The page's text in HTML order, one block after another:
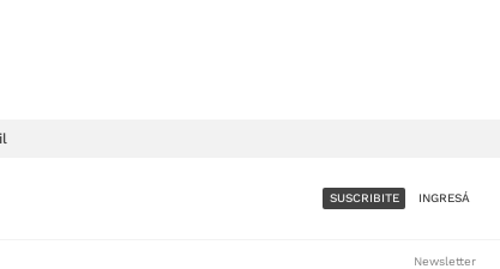
SUSCRIBITE INGRESÁ
Newsletter